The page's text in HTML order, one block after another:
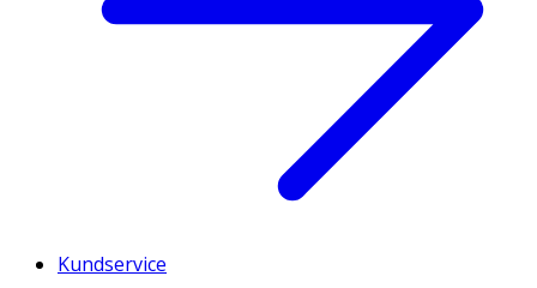
Kundservice